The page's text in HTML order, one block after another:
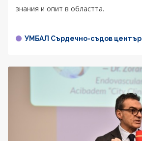
знания и опит в областта.
УМБАЛ Сърдечно-съдов център